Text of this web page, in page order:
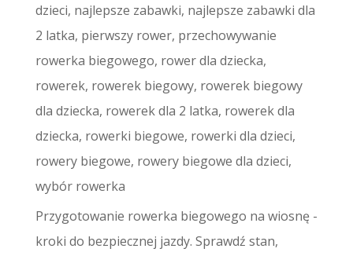
dzieci, najlepsze zabawki, najlepsze zabawki dla
2 latka, pierwszy rower, przechowywanie
rowerka biegowego, rower dla dziecka,
rowerek, rowerek biegowy, rowerek biegowy
dla dziecka, rowerek dla 2 latka, rowerek dla
dziecka, rowerki biegowe, rowerki dla dzieci,
rowery biegowe, rowery biegowe dla dzieci,
wybór rowerka
Przygotowanie rowerka biegowego na wiosnę -
kroki do bezpiecznej jazdy. Sprawdź stan,